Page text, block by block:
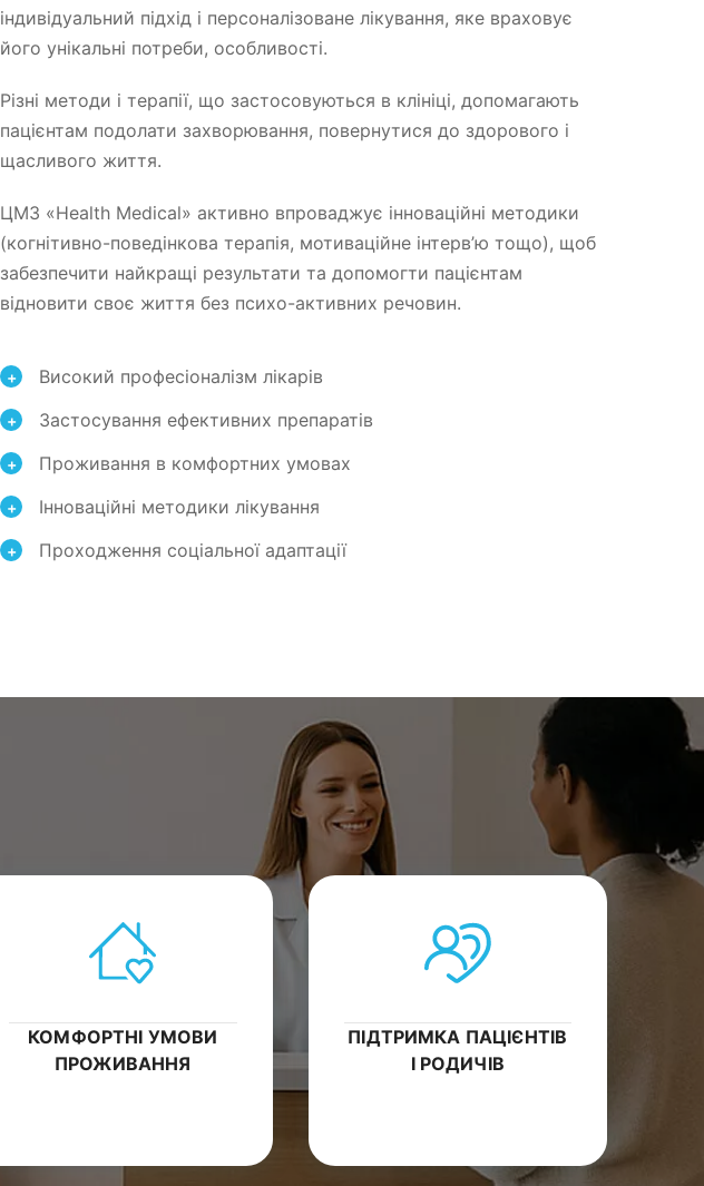
індивідуальний підхід і персоналізоване лікування, яке враховує
його унікальні потреби, особливості.
Різні методи і терапії, що застосовуються в клініці, допомагають
пацієнтам подолати захворювання, повернутися до здорового і
щасливого життя.
ЦМЗ «Health Medical» активно впроваджує інноваційні методики
(когнітивно-поведінкова терапія, мотиваційне інтерв’ю тощо), щоб
забезпечити найкращі результати та допомогти пацієнтам
відновити своє життя без психо-активних речовин.
+ Високий професіоналізм лікарів
+ Застосування ефективних препаратів
+ Проживання в комфортних умовах
+ Інноваційні методики лікування
+ Проходження соціальної адаптації
КОМФОРТНІ УМОВИ
ПРОЖИВАННЯ
ПІДТРИМКА ПАЦІЄНТІВ
І РОДИЧІВ